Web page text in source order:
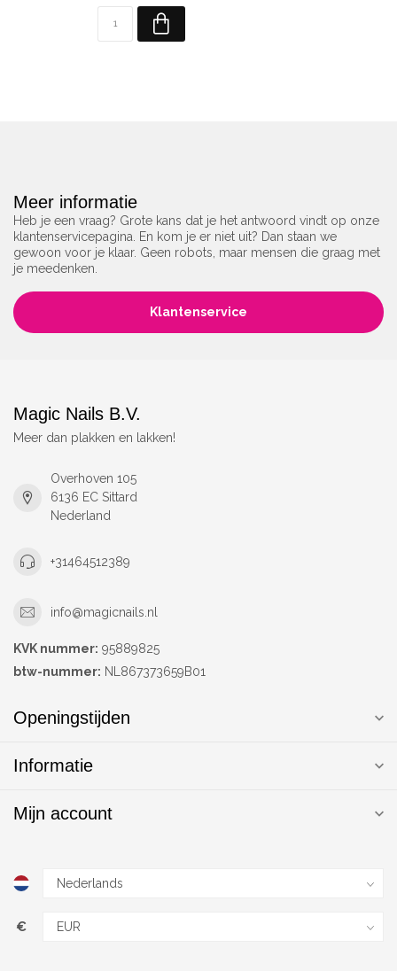
Meer informatie
Heb je een vraag? Grote kans dat je het antwoord vindt op onze
klantenservicepagina. En kom je er niet uit? Dan staan we
gewoon voor je klaar. Geen robots, maar mensen die graag met
je meedenken.
Klantenservice
Magic Nails B.V.
Meer dan plakken en lakken!
Overhoven 105
6136 EC Sittard
Nederland
+31464512389
info@magicnails.nl
KVK nummer: 95889825
btw-nummer: NL867373659B01
Openingstijden
Informatie
Mijn account
€